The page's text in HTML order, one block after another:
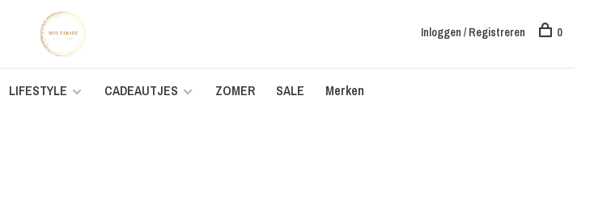
LIFESTYLE CADEAUTJES ZOMER SALE Merken
Inloggen / Registreren 0